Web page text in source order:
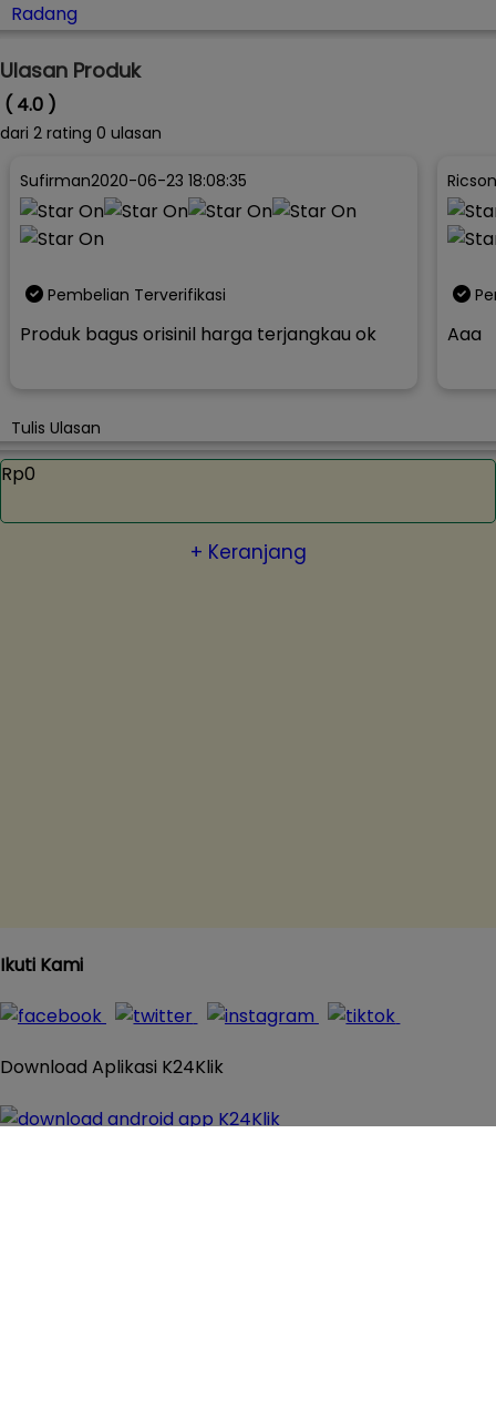
Radang
Ulasan Produk
( 4.0 )
dari 2 rating 0 ulasan
Sufirman2020-06-23 18:08:35
Pembelian Terverifikasi
Produk bagus orisinil harga terjangkau ok
Ricson
Aaa
Tulis Ulasan
Rp0
+ Keranjang
Ikuti Kami
Download Aplikasi K24Klik